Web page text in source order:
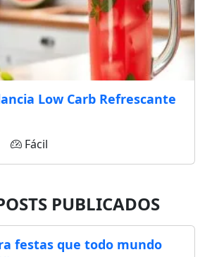
Low Carb Refrescante
Fácil
PUBLICADOS
festas que todo mundo